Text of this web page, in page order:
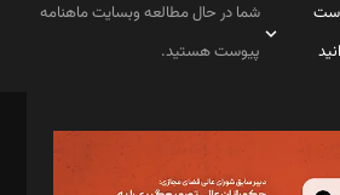
شما در حال مطالعه وبسایت ماهنامه
پیوست هستید.